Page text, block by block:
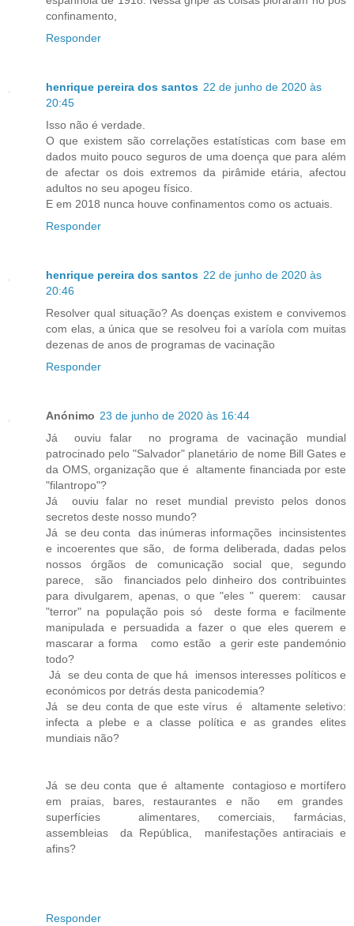
confinamento,
Responder
henrique pereira dos santos 22 de junho de 2020 às
20:45
Isso não é verdade.
O que existem são correlações estatísticas com base em
dados muito pouco seguros de uma doença que para além
de afectar os dois extremos da pirâmide etária, afectou
adultos no seu apogeu físico.
E em 2018 nunca houve confinamentos como os actuais.
Responder
henrique pereira dos santos 22 de junho de 2020 às
20:46
Resolver qual situação? As doenças existem e convivemos
com elas, a única que se resolveu foi a varíola com muitas
dezenas de anos de programas de vacinação
Responder
Anónimo 23 de junho de 2020 às 16:44
Já ouviu falar no programa de vacinação mundial
patrocinado pelo "Salvador" planetário de nome Bill Gates e
da OMS, organização que é altamente financiada por este
"filantropo"?
Já ouviu falar no reset mundial previsto pelos donos
secretos deste nosso mundo?
Já se deu conta das inúmeras informações incinsistentes
e incoerentes que são, de forma deliberada, dadas pelos
nossos órgãos de comunicação social que, segundo
parece, são financiados pelo dinheiro dos contribuintes
para divulgarem, apenas, o que "eles " querem: causar
"terror" na população pois só deste forma e facilmente
manipulada e persuadida a fazer o que eles querem e
mascarar a forma como estão a gerir este pandemónio
todo?
Já se deu conta de que há imensos interesses políticos e
económicos por detrás desta panicodemia?
Já se deu conta de que este vírus é altamente seletivo:
infecta a plebe e a classe política e as grandes elites
mundiais não?
Já se deu conta que é altamente contagioso e mortífero
em praias, bares, restaurantes e não em grandes
superfícies alimentares, comerciais, farmácias,
assembleias da República, manifestações antiraciais e
afins?
Responder